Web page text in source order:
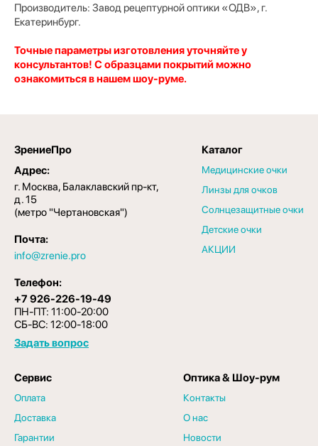
Производитель: Завод рецептурной оптики «ОДВ», г.
Екатеринбург.
Точные параметры изготовления уточняйте у
консультантов! С образцами покрытий можно
ознакомиться в нашем шоу-руме.
ЗрениеПро
Адрес:
г. Москва, Балаклавский пр-кт,
д. 15
(метро "Чертановская")
Почта:
info@zrenie.pro
Телефон:
+7 926-226-19-49
ПН-ПТ: 11:00-20:00
СБ-ВС: 12:00-18:00
Задать вопрос
Каталог
Медицинские очки
Линзы для очков
Солнцезащитные очки
Детские очки
АКЦИИ
Сервис
Оплата
Доставка
Гарантии
Оптика & Шоу-рум
Контакты
О нас
Новости